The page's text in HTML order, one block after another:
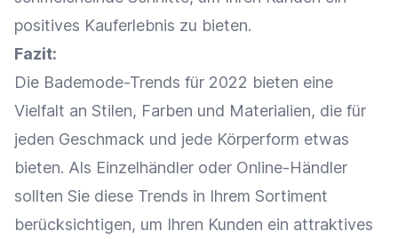
positives Kauferlebnis zu bieten.
Fazit:
Die Bademode-Trends für 2022 bieten eine
Vielfalt an Stilen, Farben und Materialien, die für
jeden Geschmack und jede Körperform etwas
bieten. Als Einzelhändler oder Online-Händler
sollten Sie diese Trends in Ihrem Sortiment
berücksichtigen, um Ihren Kunden ein attraktives